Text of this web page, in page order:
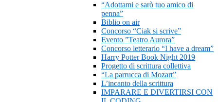
“Adottami e sarò tuo amico di
penna”
Biblio on air
Concorso “Ciak si scrive”
Evento ”Teatro Aurora”
Concorso letterario “I have a dream”
Harry Potter Book Night 2019
Progetto di scrittura collettiva
“La parrucca di Mozart”
L’incanto della scrittura
IMPARARE E DIVERTIRSI CON